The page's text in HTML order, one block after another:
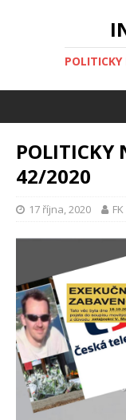
POLITICKY
42/2020
17 října, 2020